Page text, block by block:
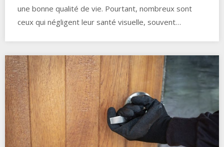
une bonne qualité de vie. Pourtant, nombreux sont
ceux qui négligent leur santé visuelle, souvent…